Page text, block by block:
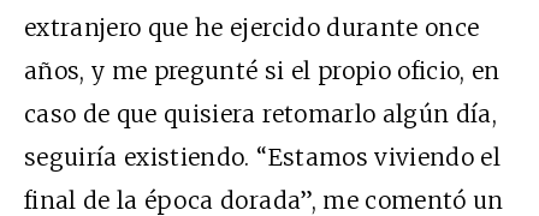
extranjero que he ejercido durante once
años, y me pregunté si el propio oficio, en
caso de que quisiera retomarlo algún día,
seguiría existiendo. “Estamos viviendo el
final de la época dorada”, me comentó un